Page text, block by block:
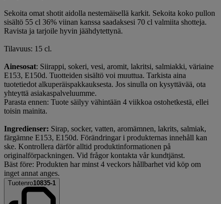
Sekoita omat shotit aidolla nestemäisellä karkit. Sekoita koko pullon
sisältö 55 cl 36% viinan kanssa saadaksesi 70 cl valmiita shotteja.
Ravista ja tarjoile hyvin jäähdytettynä.
Tilavuus: 15 cl.
Ainesosat: Siirappi, sokeri, vesi, aromit, lakritsi, salmiakki, väriaine
E153, E150d. Tuotteiden sisältö voi muuttua. Tarkista aina
tuotetiedot alkuperäispakkauksesta. Jos sinulla on kysyttävää, ota
yhteyttä asiakaspalveluumme.
Parasta ennen: Tuote säilyy vähintään 4 viikkoa ostohetkestä, ellei
toisin mainita.
Ingredienser: Sirap, socker, vatten, aromämnen, lakrits, salmiak,
färgämne E153, E150d. Förändringar i produkternas innehåll kan
ske. Kontrollera därför alltid produktinformationen på
originalförpackningen. Vid frågor kontakta vår kundtjänst.
Bäst före: Produkten har minst 4 veckors hållbarhet vid köp om
inget annat anges.
Tuotenro10835-1